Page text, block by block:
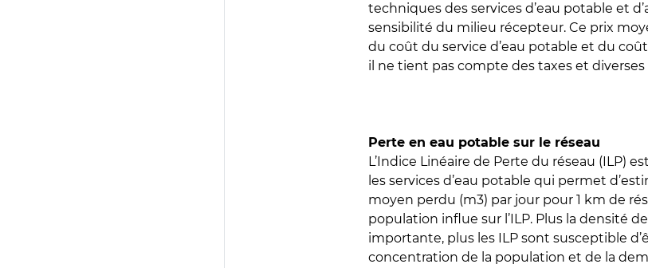
techniques des services d’eau potable et
sensibilité du milieu récepteur. Ce prix
du coût du service d’eau potable et du
il ne tient pas compte des taxes et diverses
Perte en eau potable sur le réseau
L’Indice Linéaire de Perte du réseau (ILP)
les services d’eau potable qui permet
moyen perdu (m3) par jour pour 1 km de
population influe sur l’ILP. Plus la densité
importante, plus les ILP sont susceptible
concentration de la population et de la